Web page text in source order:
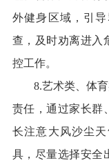
外健身区域，引
查，及时劝离进入
控工作。
8.艺术类、体
责任，通过家长群
长注意大风沙尘
具，尽量选择安全